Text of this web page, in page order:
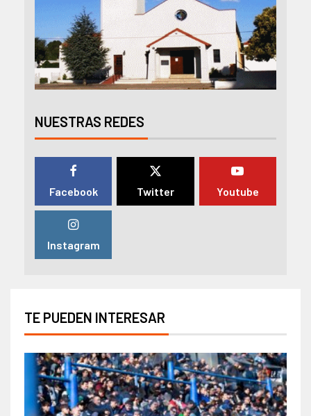
NUESTRAS REDES
Facebook Twitter Youtube
Instagram
TE PUEDEN INTERESAR